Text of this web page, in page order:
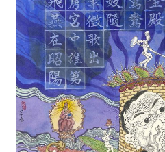
消
息
得
獎
專
輯
得